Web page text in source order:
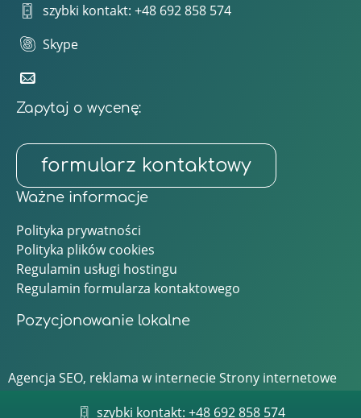
szybki kontakt: +48 692 858 574
Skype
Zapytaj o wycenę:
formularz kontaktowy
Ważne informacje
Polityka prywatności
Polityka plików cookies
Regulamin usługi hostingu
Regulamin formularza kontaktowego
Pozycjonowanie lokalne
Agencja SEO, reklama w internecieStrony internetowe
szybki kontakt: +48 692 858 574